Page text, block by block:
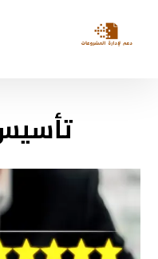
تأسيس الشركات
خدمة **تأسيس الشركات